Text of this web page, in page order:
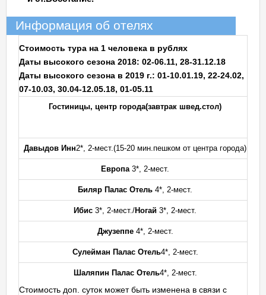
Информация об отелях
Стоимость тура на 1 человека в рублях
Даты высокого сезона 2018: 02-06.11, 28-31.12.18
Даты высокого сезона в 2019 г.: 01-10.01.19, 22-24.02,
07-10.03, 30.04-12.05.18, 01-05.11
Гостиницы, центр города(завтрак швед.стол)
Давыдов Инн2*, 2-мест.(15-20 мин.пешком от центра города)
Европа3*, 2-мест.
Биляр Палас Отель 4*, 2-мест.
Ибис 3*, 2-мест./Ногай 3*, 2-мест.
Джузеппе4*, 2-мест.
Сулейман Палас Отель4*, 2-мест.
Шаляпин Палас Отель4*, 2-мест.
Стоимость доп. суток может быть изменена в связи с